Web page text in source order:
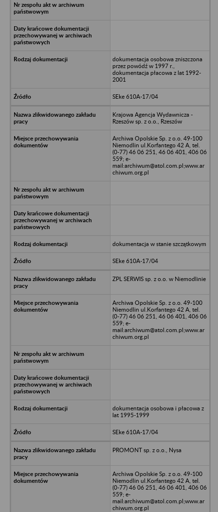
dokumentacja osobowa zniszczona
przez powódź w 1997 r.,
dokumentacja płacowa z lat 1992-
2001
SEke 610A-17/04
Krajowa Agencja Wydawnicza -
Rzeszów sp. z o.o., Rzeszów
Archiwa Opolskie Sp. z o.o. 49-100
Niemodlin ul.Korfantego 42 A, tel.
(0-77) 46 06 251, 46 06 401, 406 06
559; e-
mail:archiwum@atol.com.pl;www.ar
chiwum.org.pl
dokumentacja w stanie szczątkowym
SEke 610A-17/04
ZPL SERWIS sp. z o.o. w Niemodlinie
Archiwa Opolskie Sp. z o.o. 49-100
Niemodlin ul.Korfantego 42 A, tel.
(0-77) 46 06 251, 46 06 401, 406 06
559; e-
mail:archiwum@atol.com.pl;www.ar
chiwum.org.pl
dokumentacja osobowa i płacowa z
lat 1995-1999
SEke 610A-17/04
PROMONT sp. z o.o., Nysa
Archiwa Opolskie Sp. z o.o. 49-100
Niemodlin ul.Korfantego 42 A, tel.
(0-77) 46 06 251, 46 06 401, 406 06
559; e-
mail:archiwum@atol.com.pl;www.ar
chiwum.org.pl